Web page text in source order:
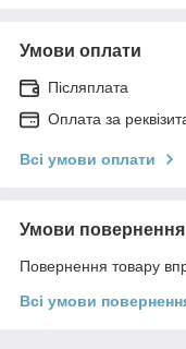
Умови оплати
Післяплата
Оплата за
Всі умови оплати
Умови повернення
Повернення товару
Всі умови